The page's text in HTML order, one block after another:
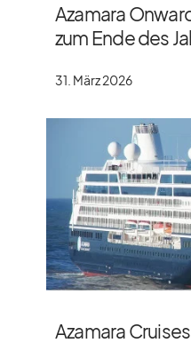
Azamara
zum Ende des
31. März 2026
Azamara